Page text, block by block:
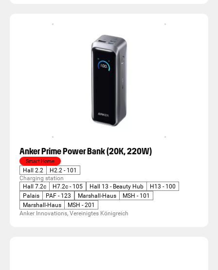
Anker Prime Power Bank (20K, 220W)
Smart Home
Hall 2.2
H2.2 - 101
Charging station
Hall 7.2c
H7.2c - 105 Hall 13 - Beauty Hub
H13 - 100
Palais
PAF - 123 Marshall-Haus
MSH - 101
Marshall-Haus
MSH - 201
Anker Innovations, Vereinigtes Königreich